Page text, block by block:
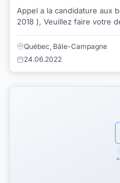
Appel a la candidature aux
2018 ), Veuillez faire votre
le formulaire d’inscription à
Québec, Bâle-Campagne
24.06.2022